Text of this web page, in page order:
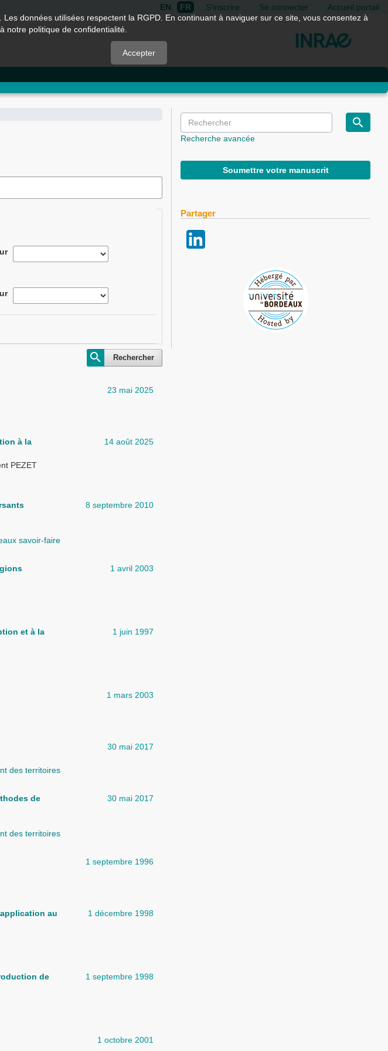
EN FR S'inscrire Se connecter Accueil portail
Rechercher
23 mai 2025
14 août 2025
à la
PEZET
8 septembre 2010
savoir-faire
1 avril 2003
1 juin 1997
et à la
1 mars 2003
30 mai 2017
des territoires
30 mai 2017
de
des territoires
1 septembre 1996
1 décembre 1998
au
1 septembre 1998
de
1 octobre 2001
Recherche avancée
Soumettre votre manuscrit
Partager
données utilisées respectent la RGPD. En continuant à naviguer sur ce site, vous consentez à
notre politique de confidentialité.
Accepter